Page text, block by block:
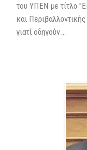
του ΥΠΕΝ με τίτλο
και
γιατί οδηγούν...